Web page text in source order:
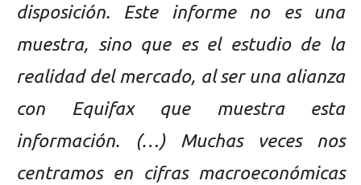
disposición. Este informe no es una
muestra, sino que es el estudio de la
realidad del mercado, al ser una alianza
con Equifax que muestra esta
información. (…) Muchas veces nos
centramos en cifras macroeconómicas